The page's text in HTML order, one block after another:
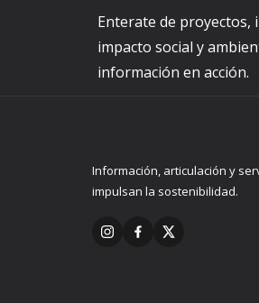
Enterate de proyectos,
impacto social y
información en acción.
Información, articulación y
impulsan la sostenibilidad.